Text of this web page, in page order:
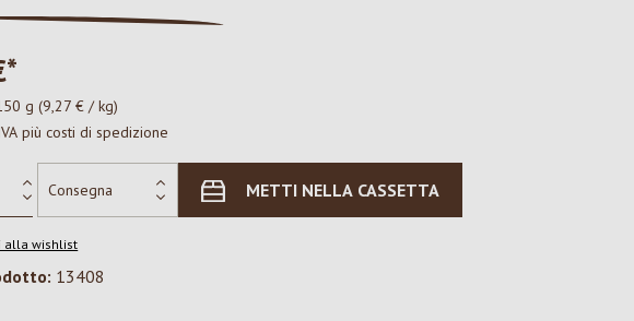
g (9,27 € / kg)
più costi di spedizione
METTI NELLA CASSETTA
alla wishlist
13408